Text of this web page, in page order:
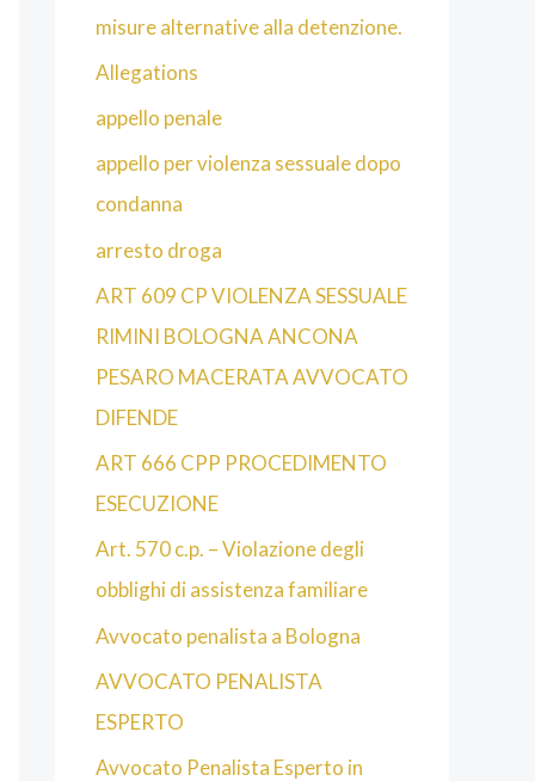
misure alternative alla detenzione.
Allegations
appello penale
appello per violenza sessuale dopo
condanna
arresto droga
ART 609 CP VIOLENZA SESSUALE
RIMINI BOLOGNA ANCONA
PESARO MACERATA AVVOCATO
DIFENDE
ART 666 CPP PROCEDIMENTO
ESECUZIONE
Art. 570 c.p. – Violazione degli
obblighi di assistenza familiare
Avvocato penalista a Bologna
AVVOCATO PENALISTA
ESPERTO
Avvocato Penalista Esperto in